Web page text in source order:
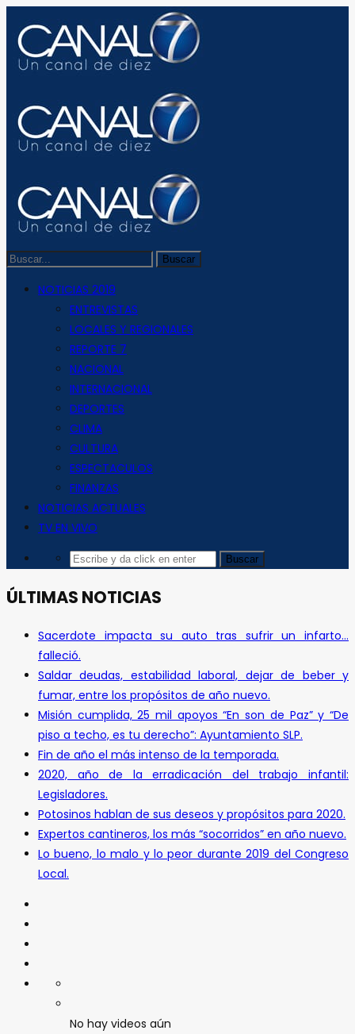
NOTICIAS 2019
ENTREVISTAS
LOCALES Y REGIONALES
REPORTE 7
NACIONAL
INTERNACIONAL
DEPORTES
CLIMA
CULTURA
ESPECTACULOS
FINANZAS
NOTICIAS ACTUALES
TV EN VIVO
ÚLTIMAS NOTICIAS
Sacerdote impacta su auto tras sufrir un infarto…
falleció.
Saldar deudas, estabilidad laboral, dejar de beber y
fumar, entre los propósitos de año nuevo.
Misión cumplida, 25 mil apoyos “En son de Paz” y “De
piso a techo, es tu derecho”: Ayuntamiento SLP.
Fin de año el más intenso de la temporada.
2020, año de la erradicación del trabajo infantil:
Legisladores.
Potosinos hablan de sus deseos y propósitos para 2020.
Expertos cantineros, los más “socorridos” en año nuevo.
Lo bueno, lo malo y lo peor durante 2019 del Congreso
Local.
No hay videos aún